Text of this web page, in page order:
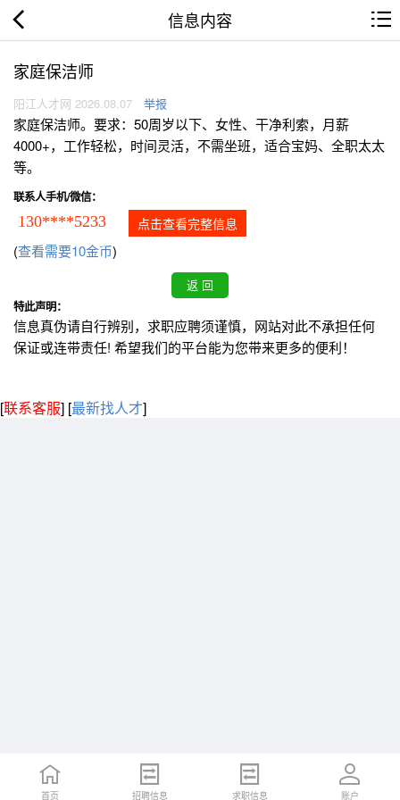
信息内容
家庭保洁师
阳江人才网 2026.08.07 举报
家庭保洁师。要求：50周岁以下、女性、干净利索，月薪
4000+，工作轻松，时间灵活，不需坐班，适合宝妈、全职太太
等。
联系人手机/微信：
130****5233 点击查看完整信息
(查看需要10金币)
特此声明：
信息真伪请自行辨别，求职应聘须谨慎，网站对此不承担任何
保证或连带责任! 希望我们的平台能为您带来更多的便利！
[联系客服] [最新找人才]
首页 招聘信息 求职信息 账户